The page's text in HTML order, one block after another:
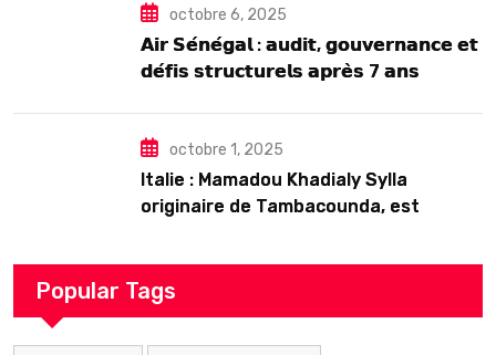
octobre 6, 2025
𝗔𝗶𝗿 𝗦𝗲́𝗻𝗲́𝗴𝗮𝗹 : 𝗮𝘂𝗱𝗶𝘁, 𝗴𝗼𝘂𝘃𝗲𝗿𝗻𝗮𝗻𝗰𝗲 𝗲𝘁
𝗱𝗲́𝗳𝗶𝘀 𝘀𝘁𝗿𝘂𝗰𝘁𝘂𝗿𝗲𝗹𝘀 𝗮𝗽𝗿𝗲̀𝘀 7 𝗮𝗻𝘀
octobre 1, 2025
Italie : Mamadou Khadialy Sylla
originaire de Tambacounda, est
arrestation
Popular Tags